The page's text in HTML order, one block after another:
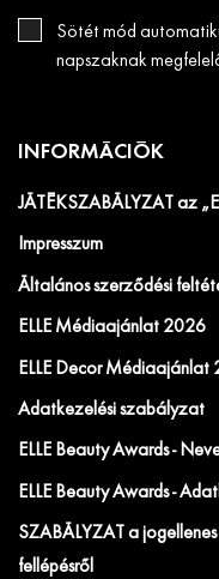
Sötét mód
napszaknak
INFORMÁCIÓK
JÁTÉKSZABÁLYZAT az
Impresszum
Általános szerződési
ELLE Médiaajánlat 2026
ELLE Decor Médiaajánlat
Adatkezelési szabályzat
ELLE Beauty Awards -
ELLE Beauty Awards -
SZABÁLYZAT a
fellépésről